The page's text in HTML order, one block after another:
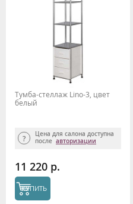
Тумба-стеллаж Lino-3, цвет
белый
Цена для салона доступна
после авторизации
11 220 р.
КУПИТЬ